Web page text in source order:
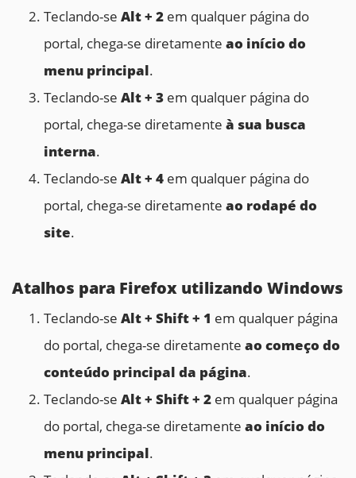
Teclando-se Alt + 2 em qualquer página do
portal, chega-se diretamente ao início do
menu principal.
Teclando-se Alt + 3 em qualquer página do
portal, chega-se diretamente à sua busca
interna.
Teclando-se Alt + 4 em qualquer página do
portal, chega-se diretamente ao rodapé do
site.
Atalhos para Firefox utilizando Windows
Teclando-se Alt + Shift + 1 em qualquer página
do portal, chega-se diretamente ao começo do
conteúdo principal da página.
Teclando-se Alt + Shift + 2 em qualquer página
do portal, chega-se diretamente ao início do
menu principal.